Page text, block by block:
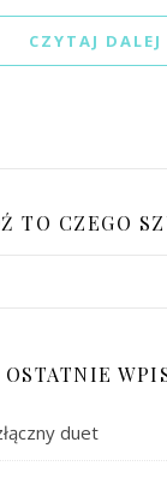
CZYTAJ DALEJ
TO CZEGO
OSTATNIE
duet